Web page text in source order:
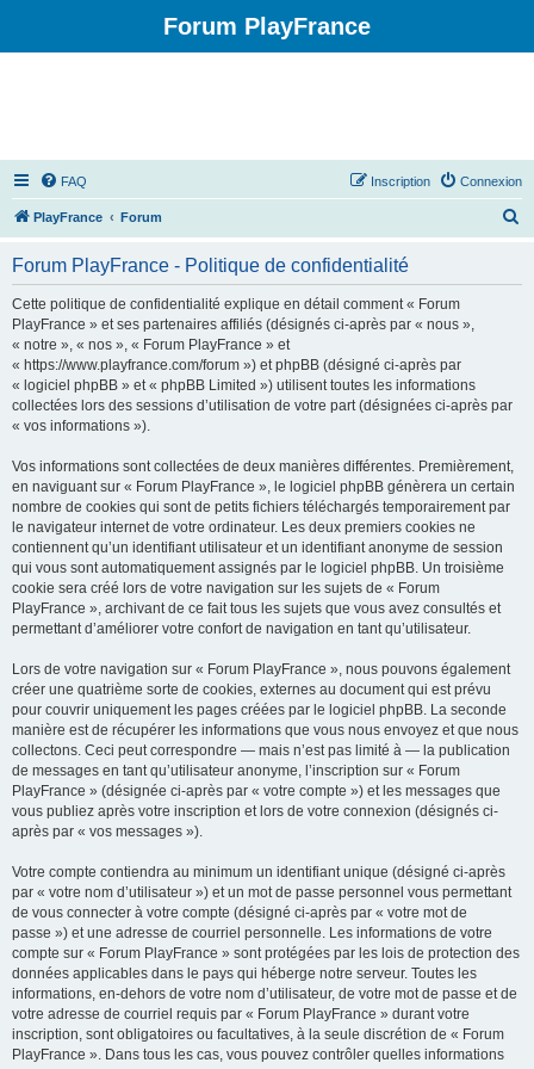
Forum PlayFrance
FAQ Connexion
Inscription
PlayFrance Forum
Forum PlayFrance - Politique de confidentialité
Cette politique de confidentialité explique en détail comment « Forum
PlayFrance » et ses partenaires affiliés (désignés ci-après par « nous »,
« notre », « nos », « Forum PlayFrance » et
« https://www.playfrance.com/forum ») et phpBB (désigné ci-après par
« logiciel phpBB » et « phpBB Limited ») utilisent toutes les informations
collectées lors des sessions d’utilisation de votre part (désignées ci-après par
« vos informations »).
Vos informations sont collectées de deux manières différentes. Premièrement,
en naviguant sur « Forum PlayFrance », le logiciel phpBB génèrera un certain
nombre de cookies qui sont de petits fichiers téléchargés temporairement par
le navigateur internet de votre ordinateur. Les deux premiers cookies ne
contiennent qu’un identifiant utilisateur et un identifiant anonyme de session
qui vous sont automatiquement assignés par le logiciel phpBB. Un troisième
cookie sera créé lors de votre navigation sur les sujets de « Forum
PlayFrance », archivant de ce fait tous les sujets que vous avez consultés et
permettant d’améliorer votre confort de navigation en tant qu’utilisateur.
Lors de votre navigation sur « Forum PlayFrance », nous pouvons également
créer une quatrième sorte de cookies, externes au document qui est prévu
pour couvrir uniquement les pages créées par le logiciel phpBB. La seconde
manière est de récupérer les informations que vous nous envoyez et que nous
collectons. Ceci peut correspondre — mais n’est pas limité à — la publication
de messages en tant qu’utilisateur anonyme, l’inscription sur « Forum
PlayFrance » (désignée ci-après par « votre compte ») et les messages que
vous publiez après votre inscription et lors de votre connexion (désignés ci-
après par « vos messages »).
Votre compte contiendra au minimum un identifiant unique (désigné ci-après
par « votre nom d’utilisateur ») et un mot de passe personnel vous permettant
de vous connecter à votre compte (désigné ci-après par « votre mot de
passe ») et une adresse de courriel personnelle. Les informations de votre
compte sur « Forum PlayFrance » sont protégées par les lois de protection des
données applicables dans le pays qui héberge notre serveur. Toutes les
informations, en-dehors de votre nom d’utilisateur, de votre mot de passe et de
votre adresse de courriel requis par « Forum PlayFrance » durant votre
inscription, sont obligatoires ou facultatives, à la seule discrétion de « Forum
PlayFrance ». Dans tous les cas, vous pouvez contrôler quelles informations